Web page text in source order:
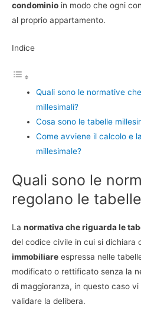
condominio in modo che ogni
al proprio appartamento.
Indice
Quali sono le normative
millesimali?
Cosa sono le tabelle
Come avviene il calcolo e
millesimale?
Quali sono le
regolano le
La normativa che riguarda le
del codice civile in cui si dichiara
immobiliare espressa nelle
modificato o rettificato senza la
di maggioranza, in questo caso vi
validare la delibera.